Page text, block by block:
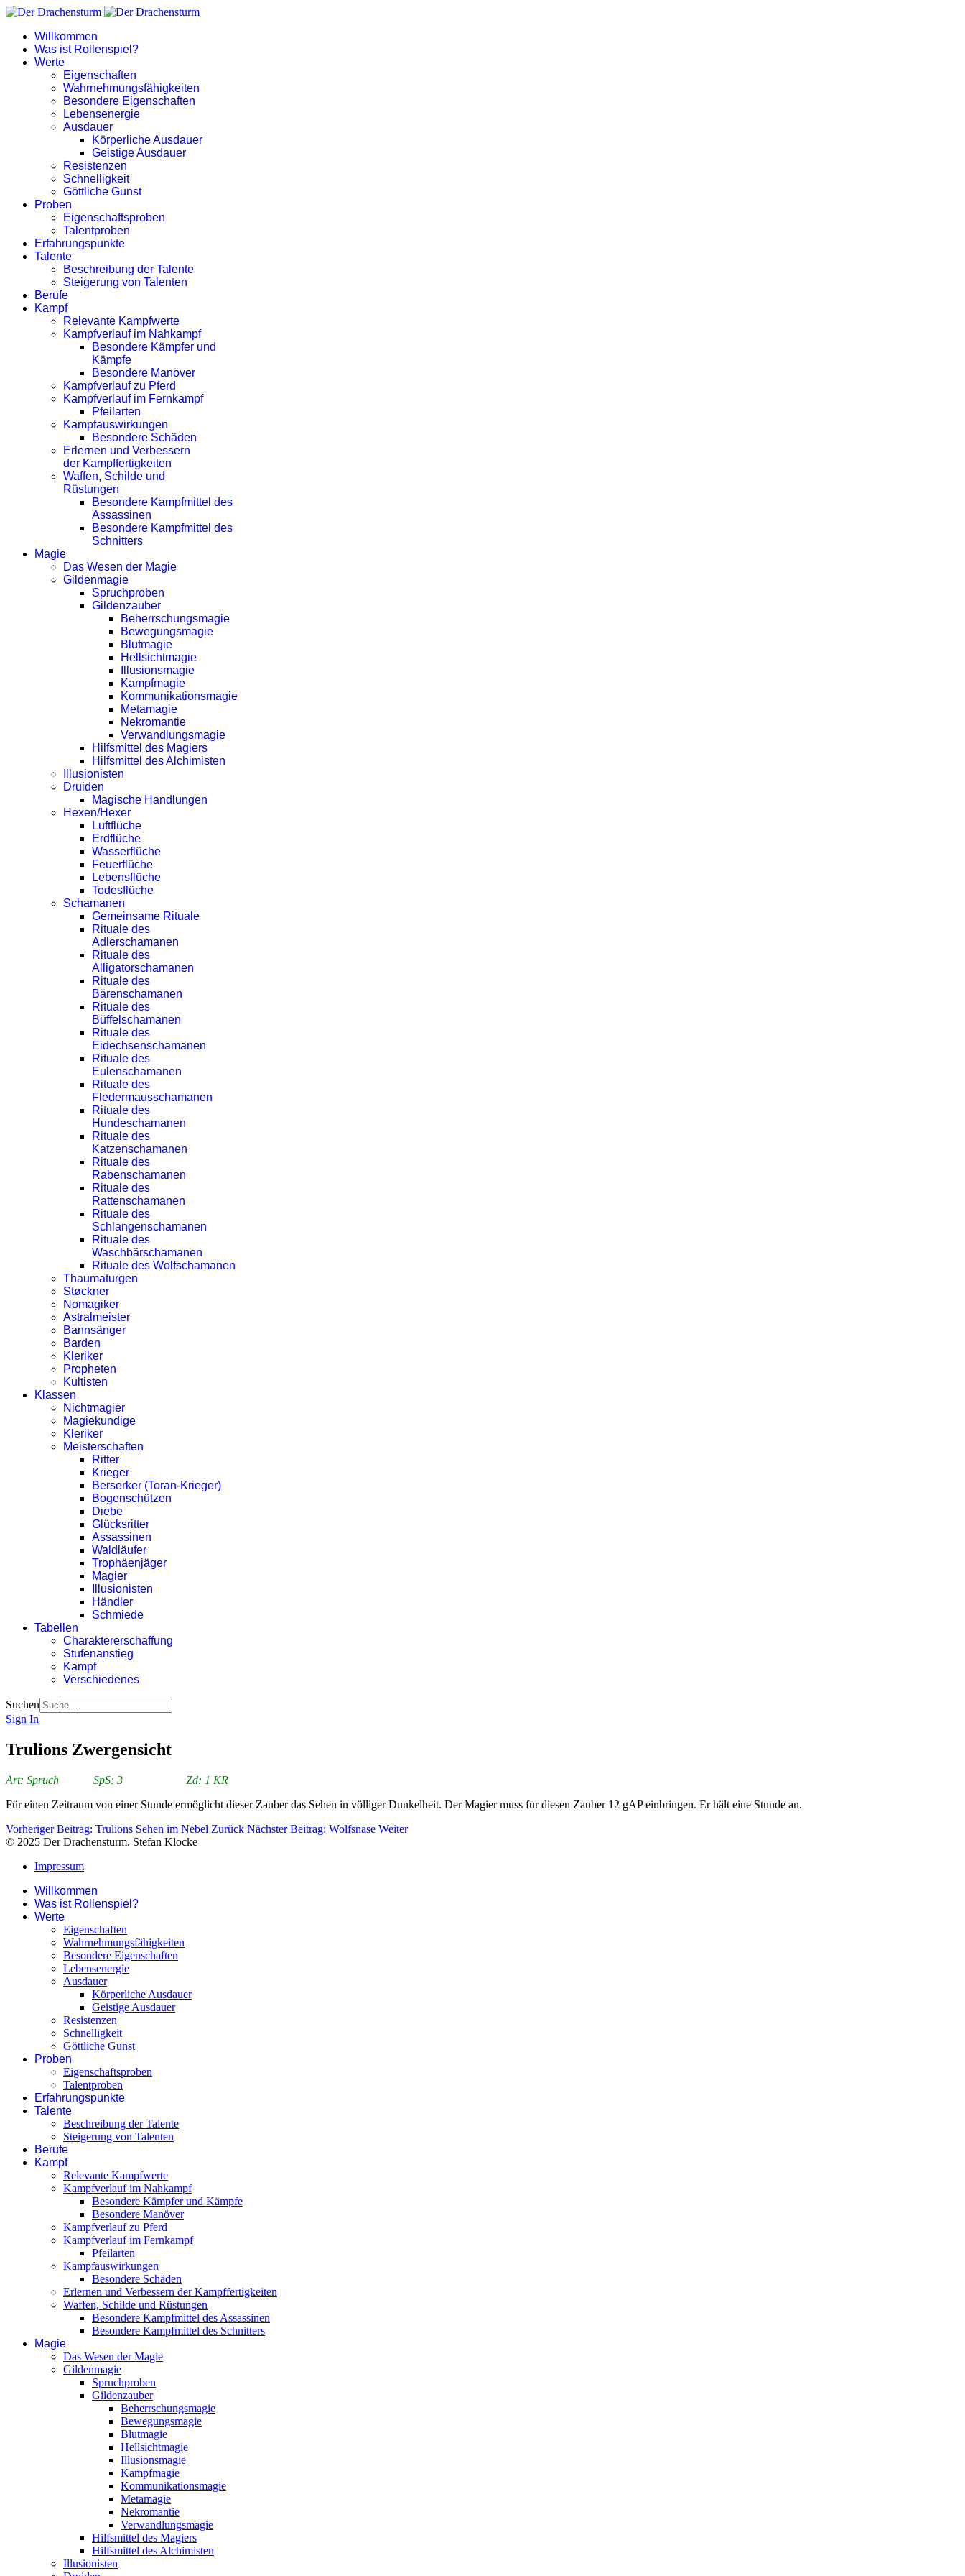
Willkommen
Was ist Rollenspiel?
Werte
Eigenschaften
Wahrnehmungsfähigkeiten
Besondere Eigenschaften
Lebensenergie
Ausdauer
Körperliche Ausdauer
Geistige Ausdauer
Resistenzen
Schnelligkeit
Göttliche Gunst
Proben
Eigenschaftsproben
Talentproben
Erfahrungspunkte
Talente
Beschreibung der Talente
Steigerung von Talenten
Berufe
Kampf
Relevante Kampfwerte
Kampfverlauf im Nahkampf
Besondere Kämpfer und
Kämpfe
Besondere Manöver
Kampfverlauf zu Pferd
Kampfverlauf im Fernkampf
Pfeilarten
Kampfauswirkungen
Besondere Schäden
Erlernen und Verbessern
der Kampffertigkeiten
Waffen, Schilde und
Rüstungen
Besondere Kampfmittel des
Assassinen
Besondere Kampfmittel des
Schnitters
Magie
Das Wesen der Magie
Gildenmagie
Spruchproben
Gildenzauber
Beherrschungsmagie
Bewegungsmagie
Blutmagie
Hellsichtmagie
Illusionsmagie
Kampfmagie
Kommunikationsmagie
Metamagie
Nekromantie
Verwandlungsmagie
Hilfsmittel des Magiers
Hilfsmittel des Alchimisten
Illusionisten
Druiden
Magische Handlungen
Hexen/Hexer
Luftflüche
Erdflüche
Wasserflüche
Feuerflüche
Lebensflüche
Todesflüche
Schamanen
Gemeinsame Rituale
Rituale des
Adlerschamanen
Rituale des
Alligatorschamanen
Rituale des
Bärenschamanen
Rituale des
Büffelschamanen
Rituale des
Eidechsenschamanen
Rituale des
Eulenschamanen
Rituale des
Fledermausschamanen
Rituale des
Hundeschamanen
Rituale des
Katzenschamanen
Rituale des
Rabenschamanen
Rituale des
Rattenschamanen
Rituale des
Schlangenschamanen
Rituale des
Waschbärschamanen
Rituale des Wolfschamanen
Thaumaturgen
Støckner
Nomagiker
Astralmeister
Bannsänger
Barden
Kleriker
Propheten
Kultisten
Klassen
Nichtmagier
Magiekundige
Kleriker
Meisterschaften
Ritter
Krieger
Berserker (Toran-Krieger)
Bogenschützen
Diebe
Glücksritter
Assassinen
Waldläufer
Trophäenjäger
Magier
Illusionisten
Händler
Schmiede
Tabellen
Charaktererschaffung
Stufenanstieg
Kampf
Verschiedenes
Suchen
Sign In
Trulions Zwergensicht
Art: Spruch SpS: 3 Zd: 1 KR
Für einen Zeitraum von einer Stunde ermöglicht dieser Zauber das Sehen in völliger Dunkelheit. Der Magier muss für diesen Zauber 12 gAP einbringen. Er hält eine Stunde an.
Vorheriger Beitrag: Trulions Sehen im Nebel Zurück Nächster Beitrag: Wolfsnase Weiter
© 2025 Der Drachensturm. Stefan Klocke
Impressum
Willkommen
Was ist Rollenspiel?
Werte
Eigenschaften
Wahrnehmungsfähigkeiten
Besondere Eigenschaften
Lebensenergie
Ausdauer
Körperliche Ausdauer
Geistige Ausdauer
Resistenzen
Schnelligkeit
Göttliche Gunst
Proben
Eigenschaftsproben
Talentproben
Erfahrungspunkte
Talente
Beschreibung der Talente
Steigerung von Talenten
Berufe
Kampf
Relevante Kampfwerte
Kampfverlauf im Nahkampf
Besondere Kämpfer und Kämpfe
Besondere Manöver
Kampfverlauf zu Pferd
Kampfverlauf im Fernkampf
Pfeilarten
Kampfauswirkungen
Besondere Schäden
Erlernen und Verbessern der Kampffertigkeiten
Waffen, Schilde und Rüstungen
Besondere Kampfmittel des Assassinen
Besondere Kampfmittel des Schnitters
Magie
Das Wesen der Magie
Gildenmagie
Spruchproben
Gildenzauber
Beherrschungsmagie
Bewegungsmagie
Blutmagie
Hellsichtmagie
Illusionsmagie
Kampfmagie
Kommunikationsmagie
Metamagie
Nekromantie
Verwandlungsmagie
Hilfsmittel des Magiers
Hilfsmittel des Alchimisten
Illusionisten